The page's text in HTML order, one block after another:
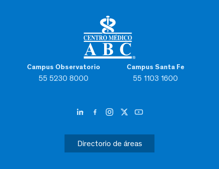
Campus Observatorio
55 5230 8000
Campus Santa Fe
55 1103 1600
Directorio de áreas